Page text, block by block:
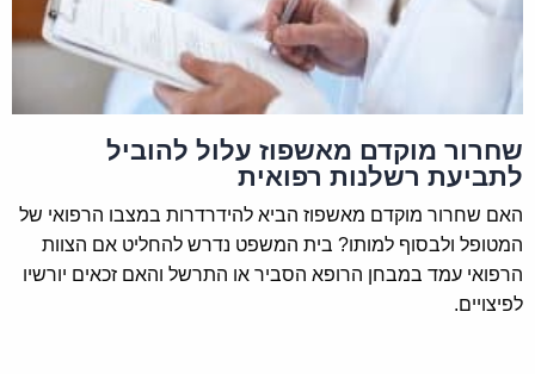
שחרור מוקדם מאשפוז עלול להוביל
לתביעת רשלנות רפואית
האם שחרור מוקדם מאשפוז הביא להידרדרות במצבו הרפואי של
המטופל ולבסוף למותו? בית המשפט נדרש להחליט אם הצוות
הרפואי עמד במבחן הרופא הסביר או התרשל והאם זכאים יורשיו
לפיצויים.